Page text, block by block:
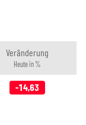
Veränderung
Heute in %
-14,63